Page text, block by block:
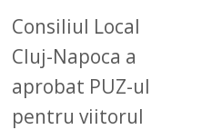
Consiliul Local
Cluj-Napoca a
aprobat PUZ-ul
pentru viitorul